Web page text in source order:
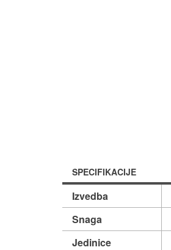
SPECIFIKACIJE
Izvedba
Snaga
Jedinice